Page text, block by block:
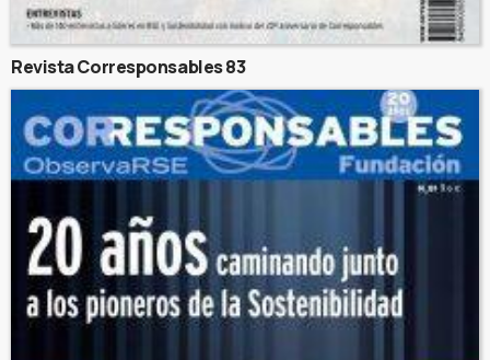
Revista Corresponsables 83